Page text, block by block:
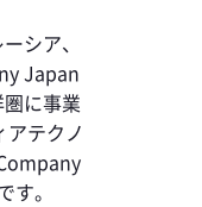
シア、
Japan
に事業
テクノ
。